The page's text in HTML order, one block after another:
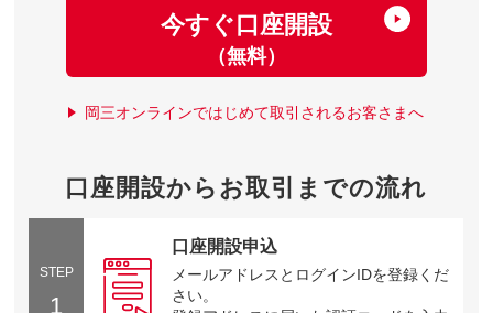
今すぐ口座開設
（無料）
岡三オンラインではじめて取引されるお客さまへ
口座開設からお取引までの流れ
STEP
1
口座開設申込
メールアドレスとログインIDを登録くだ
さい。